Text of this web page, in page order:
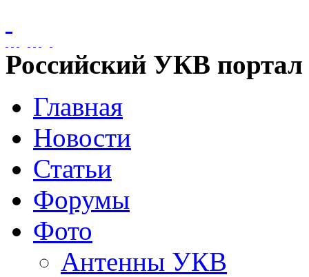
Российский УКВ портал
Главная
Новости
Статьи
Форумы
Фото
Антенны УКВ